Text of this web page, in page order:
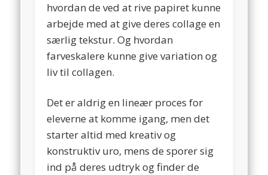
hvordan de ved at rive papiret kunne
arbejde med at give deres collage en
særlig tekstur. Og hvordan
farveskalere kunne give variation og
liv til collagen.
Det er aldrig en lineær proces for
eleverne at komme igang, men det
starter altid med kreativ og
konstruktiv uro, mens de sporer sig
ind på deres udtryk og finder de